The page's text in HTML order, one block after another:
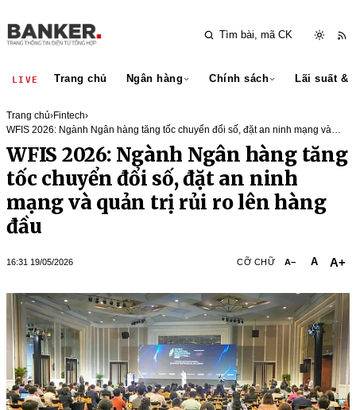
LIVE Trang chủ Ngân hàng Chính sách Lãi suất &
Trang chủ›Fintech›
WFIS 2026: Ngành Ngân hàng tăng tốc chuyển đổi số, đặt an ninh mạng và
quản trị rủi ro lên hàng đầu
WFIS 2026: Ngành Ngân hàng tăng
tốc chuyển đổi số, đặt an ninh
mạng và quản trị rủi ro lên hàng
đầu
16:31 19/05/2026 CỠ CHỮ A− A A+